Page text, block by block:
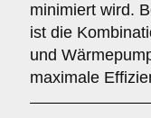
minimiert wird.
ist die
und
maximale